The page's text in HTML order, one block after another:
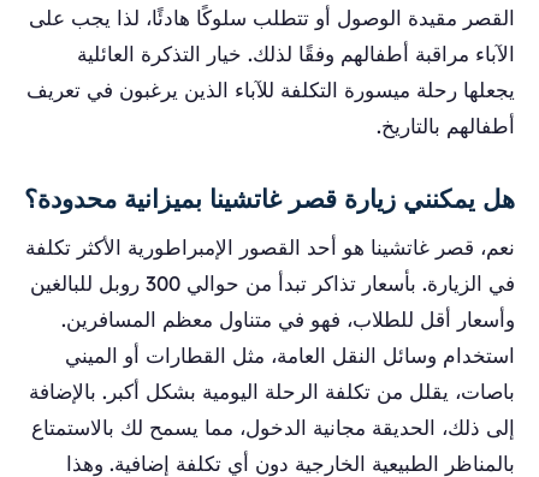
القصر مقيدة الوصول أو تتطلب سلوكًا هادئًا، لذا يجب على
الآباء مراقبة أطفالهم وفقًا لذلك. خيار التذكرة العائلية
يجعلها رحلة ميسورة التكلفة للآباء الذين يرغبون في تعريف
أطفالهم بالتاريخ.
هل يمكنني زيارة قصر غاتشينا بميزانية محدودة؟
نعم، قصر غاتشينا هو أحد القصور الإمبراطورية الأكثر تكلفة
في الزيارة. بأسعار تذاكر تبدأ من حوالي 300 روبل للبالغين
وأسعار أقل للطلاب، فهو في متناول معظم المسافرين.
استخدام وسائل النقل العامة، مثل القطارات أو الميني
باصات، يقلل من تكلفة الرحلة اليومية بشكل أكبر. بالإضافة
إلى ذلك، الحديقة مجانية الدخول، مما يسمح لك بالاستمتاع
بالمناظر الطبيعية الخارجية دون أي تكلفة إضافية. وهذا